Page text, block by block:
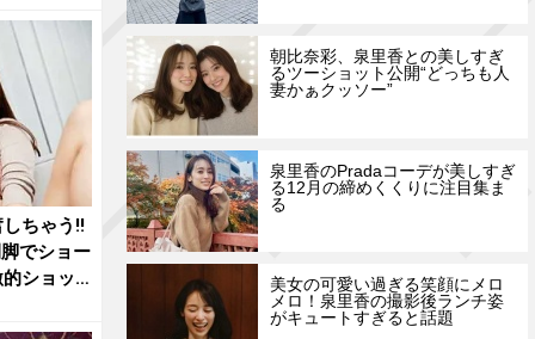
ちゃう!!
でショー
ショッ
朝比奈彩、泉里香との美しすぎ
るツーショット公開“どっちも人
妻かぁクッソー”
泉里香のPradaコーデが美しすぎ
る12月の締めくくりに注目集ま
る
美女の可愛い過ぎる笑顔にメロ
メロ！泉里香の撮影後ランチ姿
がキュートすぎると話題